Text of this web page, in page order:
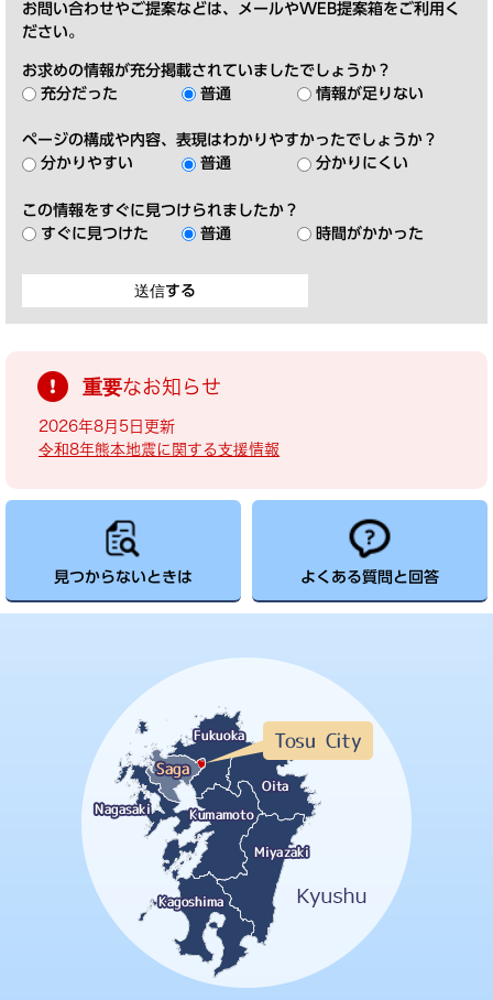
お問い合わせやご提案などは、メールやWEB提案箱をご利用く
ださい。
お求めの情報が充分掲載されていましたでしょうか？
充分だった
普通 情報が足りない
ページの構成や内容、表現はわかりやすかったでしょうか？
分かりやすい
普通 分かりにくい
この情報をすぐに見つけられましたか？
すぐに見つけた
普通 時間がかかった
重要なお知らせ
2026年8月5日更新
令和8年熊本地震に関する支援情報
見つからないときは よくある質問と回答